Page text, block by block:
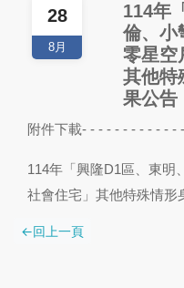
28
8月
114年
倫、小
零星空
其他特
果公告
附件下載- - - - - - - - - - - -
114年「興隆D1區、東明
社會住宅」其他特殊情形